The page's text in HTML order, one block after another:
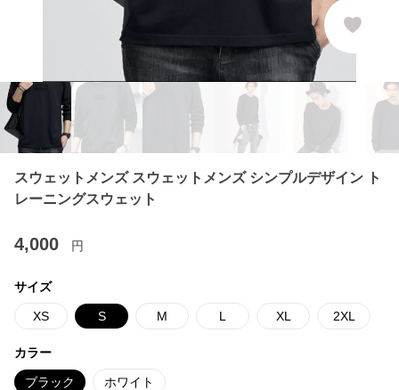
スウェットメンズ スウェットメンズ シンプルデザイン ト
レーニングスウェット
4,000 円
サイズ
XS S M L XL 2XL
カラー
ブラック ホワイト